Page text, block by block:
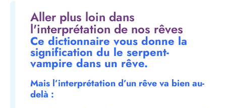
Aller plus loin dans
l'interprétation de nos rêves
Ce dictionnaire vous donne la
signification du le serpent-
vampire dans un rêve.
Mais l’interprétation d’un rêve va bien au-
delà :